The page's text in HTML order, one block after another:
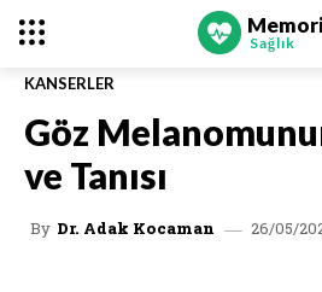
Sağlık
KANSERLER
Göz
ve Tanısı
By Dr. Adak Kocaman 26/05/